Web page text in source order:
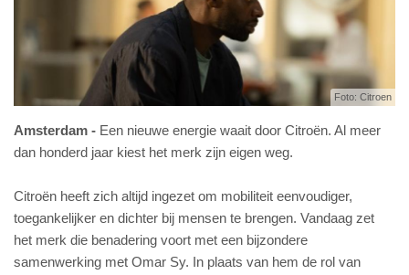
Foto: Citroen
Amsterdam
Een nieuwe energie waait door Citroën. Al meer
dan honderd jaar kiest het merk zijn eigen weg.
Citroën heeft zich altijd ingezet om mobiliteit eenvoudiger,
toegankelijker en dichter bij mensen te brengen. Vandaag zet
het merk die benadering voort met een bijzondere
samenwerking met Omar Sy. In plaats van hem de rol van